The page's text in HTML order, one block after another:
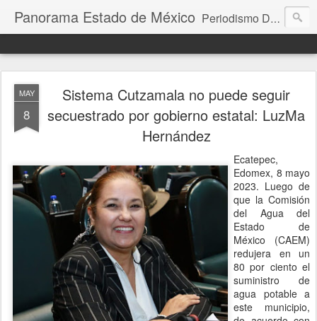
Panorama Estado de México Periodismo Digital
MAY
8
Sistema Cutzamala no puede seguir
secuestrado por gobierno estatal: LuzMa
Hernández
Ecatepec,
Edomex, 8 mayo
2023. Luego de
que la Comisión
del Agua del
Estado de
México (CAEM)
redujera en un
80 por ciento el
suministro de
agua potable a
este municipio,